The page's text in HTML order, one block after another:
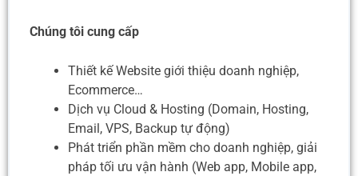
Chúng tôi cung cấp
Thiết kế Website giới thiệu doanh nghiệp,
Ecommerce…
Dịch vụ Cloud & Hosting (Domain, Hosting,
Email, VPS, Backup tự động)
Phát triển phần mềm cho doanh nghiệp, giải
pháp tối ưu vận hành (Web app, Mobile app,